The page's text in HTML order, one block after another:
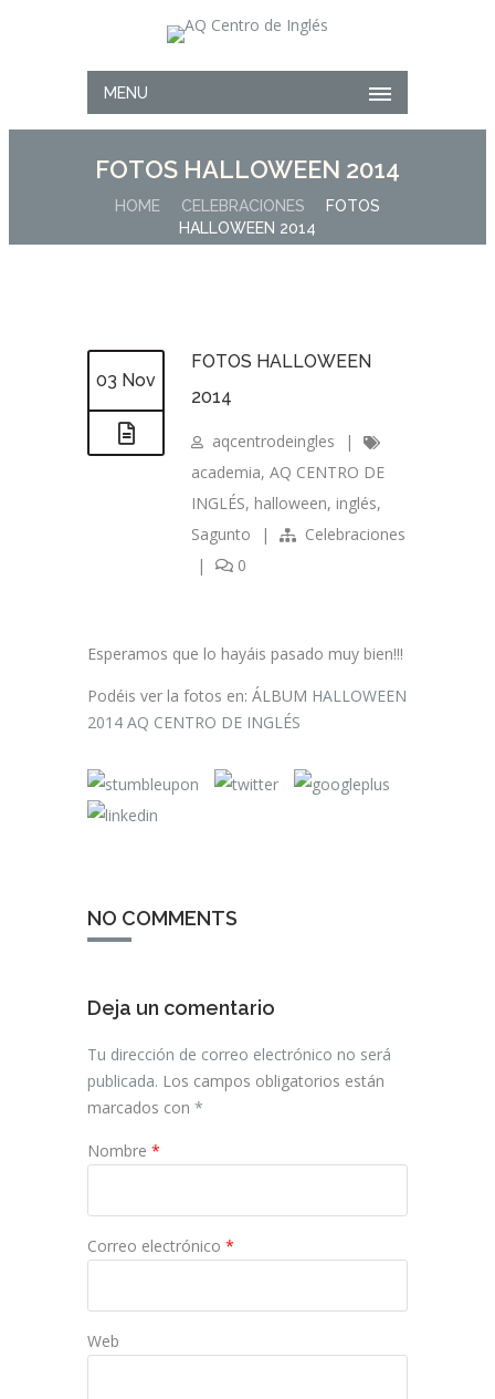
MENU
FOTOS HALLOWEEN 2014
HOME CELEBRACIONES
FOTOS
HALLOWEEN 2014
03 Nov
FOTOS HALLOWEEN
2014
aqcentrodeingles
|
academia, AQ CENTRO DE
INGLÉS, halloween, inglés,
Sagunto
|
Celebraciones
|
0
Esperamos que lo hayáis pasado muy bien!!!
Podéis ver la fotos en: ÁLBUM HALLOWEEN
2014 AQ CENTRO DE INGLÉS
NO COMMENTS
Deja un comentario
Tu dirección de correo electrónico no será
publicada. Los campos obligatorios están
marcados con *
Nombre *
Correo electrónico *
Web